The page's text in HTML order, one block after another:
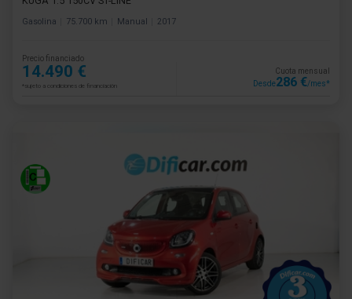
Gasolina 75.700 km Manual 2017
Precio financiado
14.490 €
*sujeto a condiciones de financiación
Cuota mensual
Desde286 €/mes*